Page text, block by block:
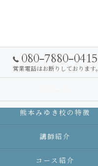
080-7880-0415
営業電話はお断りしております。
熊本みゆき校の特徴
講師紹介
コース紹介